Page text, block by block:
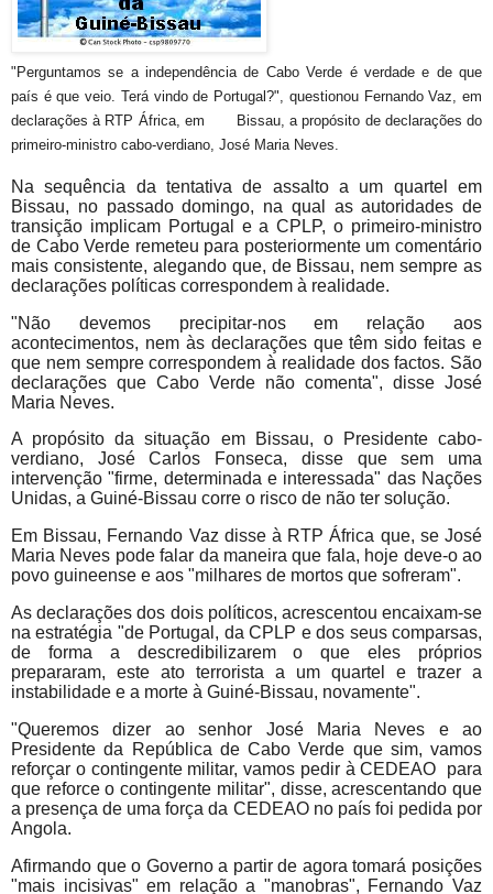
"Perguntamos se a independência de Cabo Verde é verdade e de que
país é que veio. Terá vindo de Portugal?", questionou Fernando Vaz, em
declarações à RTP África, em Bissau, a propósito de declarações do
primeiro-ministro cabo-verdiano, José Maria Neves.
Na sequência da tentativa de assalto a um quartel em
Bissau, no passado domingo, na qual as autoridades de
transição implicam Portugal e a CPLP, o primeiro-ministro
de Cabo Verde remeteu para posteriormente um comentário
mais consistente, alegando que, de Bissau, nem sempre as
declarações políticas correspondem à realidade.
"Não devemos precipitar-nos em relação aos
acontecimentos, nem às declarações que têm sido feitas e
que nem sempre correspondem à realidade dos factos. São
declarações que Cabo Verde não comenta", disse José
Maria Neves.
A propósito da situação em Bissau, o Presidente cabo-
verdiano, José Carlos Fonseca, disse que sem uma
intervenção "firme, determinada e interessada" das Nações
Unidas, a Guiné-Bissau corre o risco de não ter solução.
Em Bissau, Fernando Vaz disse à RTP África que, se José
Maria Neves pode falar da maneira que fala, hoje deve-o ao
povo guineense e aos "milhares de mortos que sofreram".
As declarações dos dois políticos, acrescentou encaixam-se
na estratégia "de Portugal, da CPLP e dos seus comparsas,
de forma a descredibilizarem o que eles próprios
prepararam, este ato terrorista a um quartel e trazer a
instabilidade e a morte à Guiné-Bissau, novamente".
"Queremos dizer ao senhor José Maria Neves e ao
Presidente da República de Cabo Verde que sim, vamos
reforçar o contingente militar, vamos pedir à CEDEAO para
que reforce o contingente militar", disse, acrescentando que
a presença de uma força da CEDEAO no país foi pedida por
Angola.
Afirmando que o Governo a partir de agora tomará posições
"mais incisivas" em relação a "manobras", Fernando Vaz